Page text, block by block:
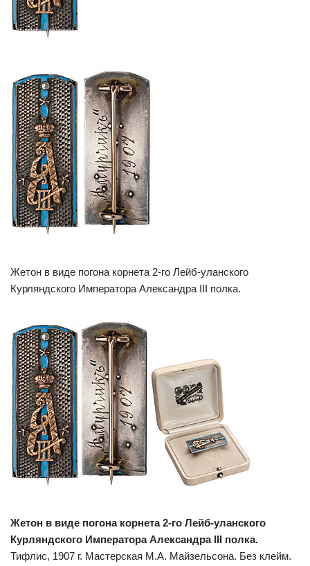
Жетон в виде погона корнета 2-го Лейб-уланского
Курляндского Императора Александра III полка.
Жетон в виде погона корнета 2-го Лейб-уланского
Курляндского Императора Александра III полка.
Тифлис, 1907 г. Мастерская М.А. Майзельсона. Без клейм.